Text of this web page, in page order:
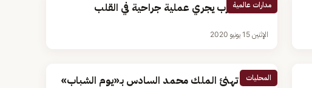
مدارات عالمية
ملك المغرب يجري عملية جراحية في القلب
الإثنين 15 يونيو 2020
المحليات
القيادة تهنئ الملك محمد السادس بـ«يوم الشباب»